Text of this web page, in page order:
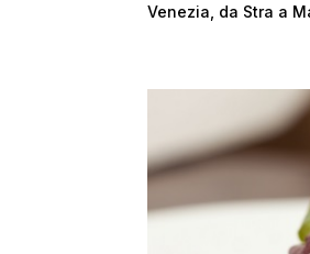
Venezia, da Stra a